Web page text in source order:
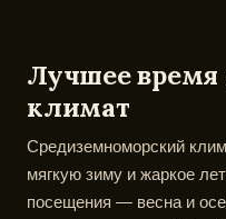
Лучшее
климат
Средиземноморский
мягкую зиму и жаркое
посещения — весна и